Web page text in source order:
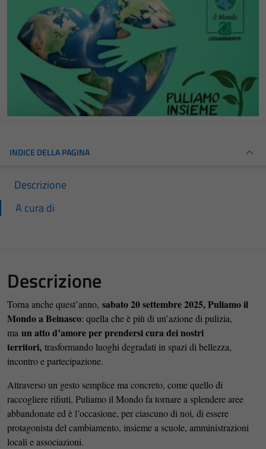
INDICE DELLA PAGINA
Descrizione
A cura di
Descrizione
Torna anche quest’anno, sabato 20 settembre 2025, Puliamo il
Mondo a Beinasco: quella che è più di un’azione di pulizia,
ma un atto d’amore per prendersi cura dei nostri
territori, trasformando luoghi degradati in spazi di bellezza,
incontro e partecipazione.
Attraverso un gesto semplice ma concreto, come quello di
raccogliere rifiuti, Puliamo il Mondo fa tornare a splendere aree
abbandonate ed è l’occasione, per ciascuno di noi, di essere
protagonista del cambiamento, insieme a scuole, amministrazioni
locali e associazioni.